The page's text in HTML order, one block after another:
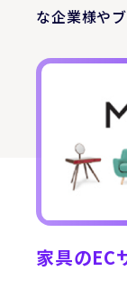
な企業様や
家具のEC